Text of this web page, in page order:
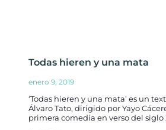
Todas hieren y una mata
enero 9, 2019
‘Todas hieren y una mata’ es un
Álvaro Tato, dirigido por Yayo
primera comedia en verso del siglo